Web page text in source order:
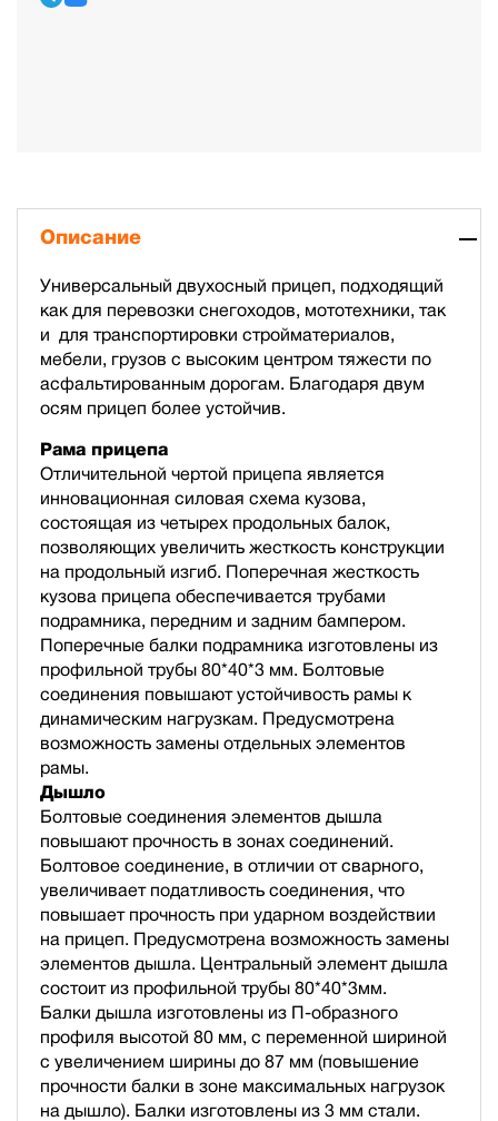
Описание
Универсальный двухосный прицеп, подходящий
как для перевозки снегоходов, мототехники, так
и для транспортировки стройматериалов,
мебели, грузов с высоким центром тяжести по
асфальтированным дорогам. Благодаря двум
осям прицеп более устойчив.
Рама прицепа
Отличительной чертой прицепа является
инновационная силовая схема кузова,
состоящая из четырех продольных балок,
позволяющих увеличить жесткость конструкции
на продольный изгиб. Поперечная жесткость
кузова прицепа обеспечивается трубами
подрамника, передним и задним бампером.
Поперечные балки подрамника изготовлены из
профильной трубы 80*40*3 мм. Болтовые
соединения повышают устойчивость рамы к
динамическим нагрузкам. Предусмотрена
возможность замены отдельных элементов
рамы.
Дышло
Болтовые соединения элементов дышла
повышают прочность в зонах соединений.
Болтовое соединение, в отличии от сварного,
увеличивает податливость соединения, что
повышает прочность при ударном воздействии
на прицеп. Предусмотрена возможность замены
элементов дышла. Центральный элемент дышла
состоит из профильной трубы 80*40*3мм.
Балки дышла изготовлены из П-образного
профиля высотой 80 мм, с переменной шириной
с увеличением ширины до 87 мм (повышение
прочности балки в зоне максимальных нагрузок
на дышло). Балки изготовлены из 3 мм стали.